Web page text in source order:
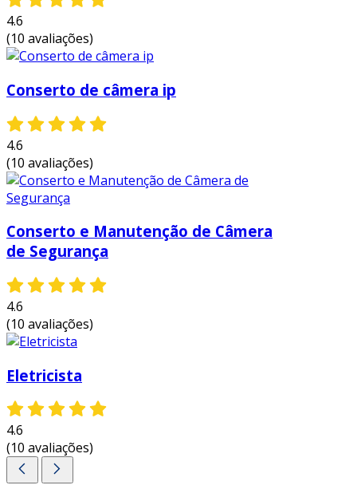
4.6
(10 avaliações)
Conserto de câmera ip
4.6
(10 avaliações)
Conserto e Manutenção de Câmera
de Segurança
4.6
(10 avaliações)
Eletricista
4.6
(10 avaliações)